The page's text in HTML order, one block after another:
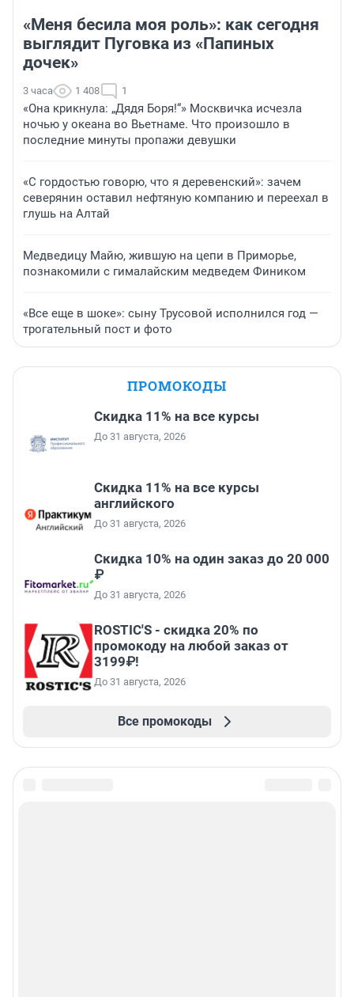
«Меня бесила моя роль»: как сегодня
выглядит Пуговка из «Папиных
дочек»
3 часа 1 408 1
«Она крикнула: „Дядя Боря!“» Москвичка исчезла
ночью у океана во Вьетнаме. Что произошло в
последние минуты пропажи девушки
«С гордостью говорю, что я деревенский»: зачем
северянин оставил нефтяную компанию и переехал в
глушь на Алтай
Медведицу Майю, жившую на цепи в Приморье,
познакомили с гималайским медведем Фиником
«Все еще в шоке»: сыну Трусовой исполнился год —
трогательный пост и фото
ПРОМОКОДЫ
Скидка 11% на все курсы
До 31 августа, 2026
Скидка 11% на все курсы
английского
До 31 августа, 2026
Скидка 10% на один заказ до 20 000
₽
До 31 августа, 2026
ROSTIC'S - скидка 20% по
промокоду на любой заказ от
3199₽!
До 31 августа, 2026
Все промокоды